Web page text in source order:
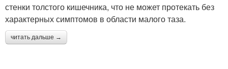
стенки толстого кишечника, что не может протекать без
характерных симптомов в области малого таза.
читать дальше →